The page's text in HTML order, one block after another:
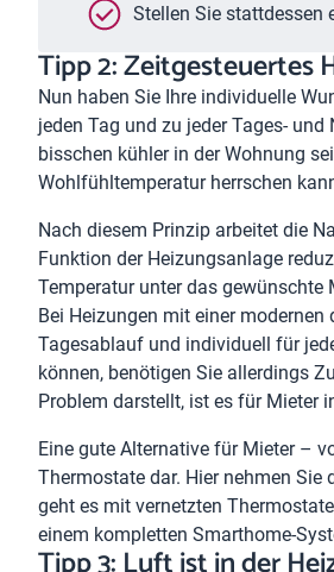
Stellen Sie stattdessen
Tipp 2: Zeitgesteuertes
Nun haben Sie Ihre individuelle
jeden Tag und zu jeder Tages-
bisschen kühler in der Wohnung
Wohlfühltemperatur herrschen
Nach diesem Prinzip arbeitet die
Funktion der Heizungsanlage
Temperatur unter das
Bei Heizungen mit einer
Tagesablauf und individuell für
können, benötigen Sie allerdings
Problem darstellt, ist es für Mieter
Eine gute Alternative für Mieter –
Thermostate dar. Hier nehmen
geht es mit vernetzten
einem kompletten Smarthome-